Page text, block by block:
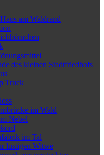
am Waldrand
des kleinen Stadtfriedhofs
Truck
im Wald
Nebel
im Tal
lustigen Witwe